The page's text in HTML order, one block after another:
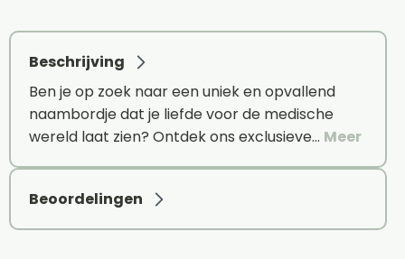
Beschrijving
Ben je op zoek naar een uniek en opvallend
naambordje dat je liefde voor de medische
wereld laat zien? Ontdek ons exclusieve… Meer
Beoordelingen